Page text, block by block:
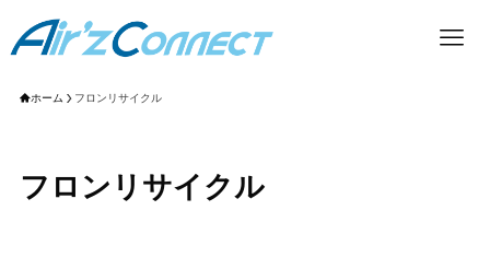
ホーム フロンリサイクル
フロンリサイクル